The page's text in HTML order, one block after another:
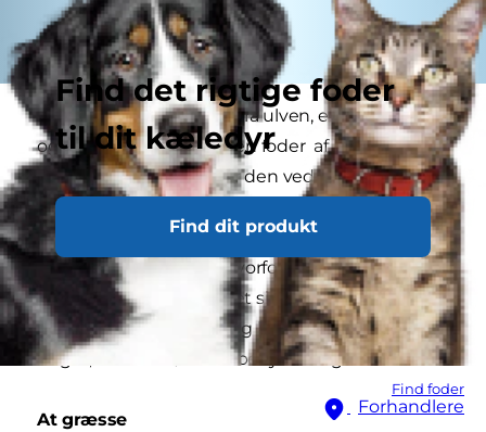
Find det rigtige foder
til dit kæledyr
Find dit produkt
Find foder
Forhandlere
Din hund nedstammer fra ulven, en nobel jæger
og et rovdyr. Du giver den foder af bedst mulig
kvalitet, så hvorfor bliver den ved med at spise
græs?
Ingen er helt sikre på, hvorfor hunde spiser græs,
men dyreeksperter er ret sikre på, at det bare er
normal rovdyropførsel, og bestemt ikke er
noget, man behøver at bekymre sig om.
At græsse